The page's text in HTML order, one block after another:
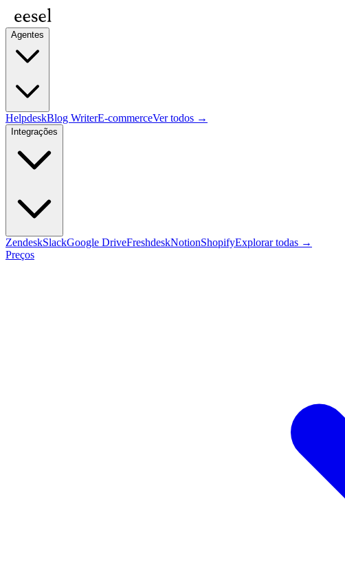
Agentes
HelpdeskBlog WriterE-commerceVer todos →
Integrações
ZendeskSlackGoogle DriveFreshdeskNotionShopifyExplorar todas →
Preços